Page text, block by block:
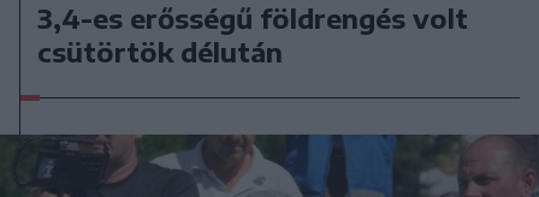
3,4-es erősségű földrengés volt
csütörtök délután